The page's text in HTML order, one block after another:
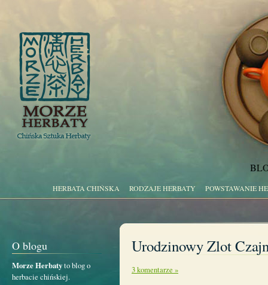
HERBATA CHIŃSKA RODZAJE HERBATY POWSTAWANIE
O blogu
Morze Herbatyto blog o
herbacie chińskiej.
Urodzinowy Zlot
3 komentarze »